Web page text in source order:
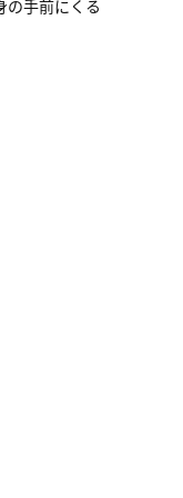
の手前にくる